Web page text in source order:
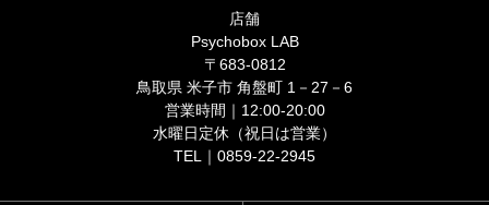
店舗
Psychobox LAB
〒683-0812
鳥取県 米子市 角盤町 1－27－6
営業時間｜12:00-20:00
水曜日定休（祝日は営業）
TEL｜0859-22-2945